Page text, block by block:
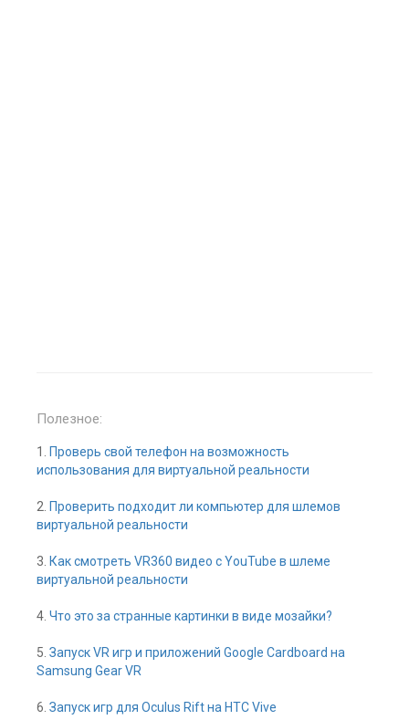
Полезное:
1. Проверь свой телефон на возможность
использования для виртуальной реальности
2. Проверить подходит ли компьютер для шлемов
виртуальной реальности
3. Как смотреть VR360 видео с YouTube в шлеме
виртуальной реальности
4. Что это за странные картинки в виде мозайки?
5. Запуск VR игр и приложений Google Cardboard на
Samsung Gear VR
6. Запуск игр для Oculus Rift на HTC Vive